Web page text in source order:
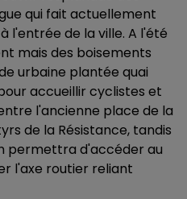
qui fait actuellement
l'entrée de la ville. A l'été
mais des boisements
urbaine plantée quai
accueillir cyclistes et
l'ancienne place de la
de la Résistance, tandis
permettra d'accéder au
l'axe routier reliant